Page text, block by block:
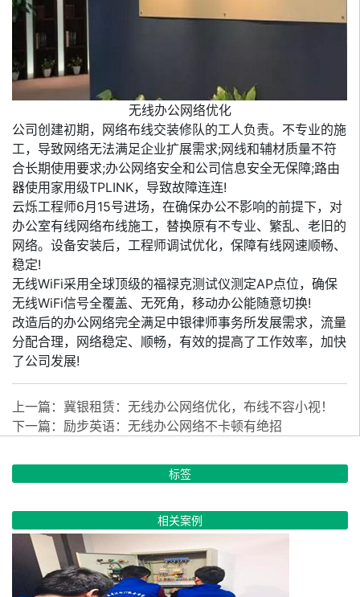
无线办公网络优化
公司创建初期，网络布线交装修队的工人负责。不专业的施
工，导致网络无法满足企业扩展需求;网线和辅材质量不符
合长期使用要求;办公网络安全和公司信息安全无保障;路由
器使用家用级TPLINK，导致故障连连!
云烁工程师6月15号进场，在确保办公不影响的前提下，对
办公室有线网络布线施工，替换原有不专业、繁乱、老旧的
网络。设备安装后，工程师调试优化，保障有线网速顺畅、
稳定!
无线WiFi采用全球顶级的福禄克测试仪测定AP点位，确保
无线WiFi信号全覆盖、无死角，移动办公能随意切换!
改造后的办公网络完全满足中银律师事务所发展需求，流量
分配合理，网络稳定、顺畅，有效的提高了工作效率，加快
了公司发展!
上一篇： 冀银租赁：无线办公网络优化，布线不容小视！
下一篇： 励步英语：无线办公网络不卡顿有绝招
标签
相关案例